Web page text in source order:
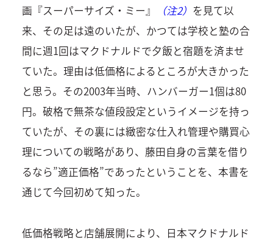
画『スーパーサイズ・ミー』
（注2） を見て以
来、その足は遠のいたが、かつては学校と塾の合
間に週1回はマクドナルドで夕飯と宿題を済ませ
ていた。理由は低価格によるところが大きかった
と思う。その2003年当時、ハンバーガー1個は80
円。破格で無茶な値段設定というイメージを持っ
ていたが、その裏には緻密な仕入れ管理や購買心
理についての戦略があり、藤田自身の言葉を借り
るなら”適正価格”であったということを、本書を
通じて今回初めて知った。
低価格戦略と店舗展開により、日本マクドナルド